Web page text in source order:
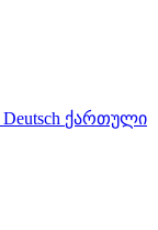
Deutsch ქართული